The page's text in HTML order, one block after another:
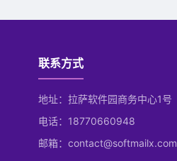
联系方式
地址：拉萨软件园商务中心1号
电话：18770660948
邮箱：contact@softmailx.com